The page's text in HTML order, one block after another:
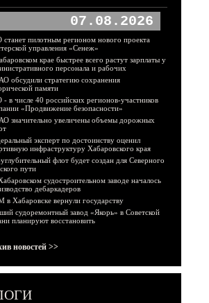
07.08.2026
пилотным регионом нового проекта
управления «Сенеж»
крае быстрее всего растут зарплаты у
персонала и рабочих
обсудили стратегию сохранения
памяти
в числе 40 российских регионов-участников
«Продвижение безопасности»
значительно увеличены объемы дорожных
эксперт по достоинству оценил
инфраструктуру Хабаровского края
флот будет создан для Северного
пути
судостроительном заводе началось
дебаркадеров
Хабаровске вернули государству
судоремонтный завод «Якорь» в Советской
планируют восстановить
новостей >>